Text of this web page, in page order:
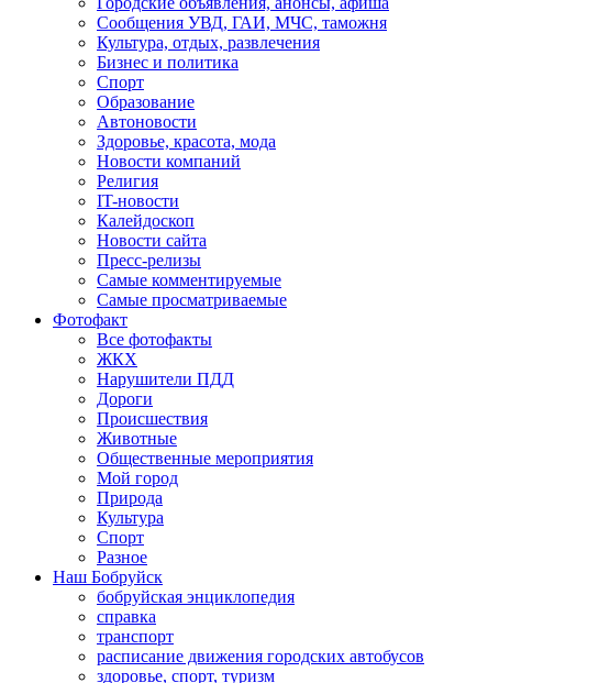
Сообщения УВД, ГАИ, МЧС, таможня
Культура, отдых, развлечения
Бизнес и политика
Спорт
Образование
Автоновости
Здоровье, красота, мода
Новости компаний
Религия
IT-новости
Калейдоскоп
Новости сайта
Пресс-релизы
Самые комментируемые
Самые просматриваемые
Фотофакт
Все фотофакты
ЖКХ
Нарушители ПДД
Дороги
Происшествия
Животные
Общественные мероприятия
Мой город
Природа
Культура
Спорт
Разное
Наш Бобруйск
бобруйская энциклопедия
справка
транспорт
расписание движения городских автобусов
здоровье, спорт, туризм